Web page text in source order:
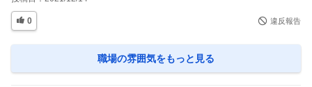
0 違反報告
職場の雰囲気をもっと見る